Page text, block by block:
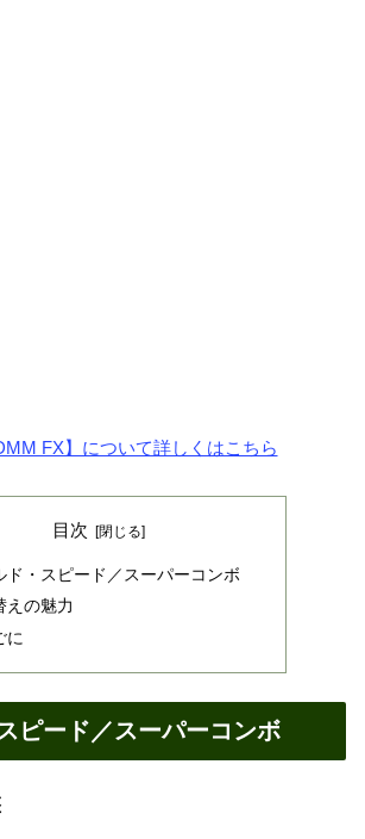
FX】について詳しくはこちら
目次
ド・スピード／スーパーコンボ
えの魅力
に
ピード／スーパーコンボ